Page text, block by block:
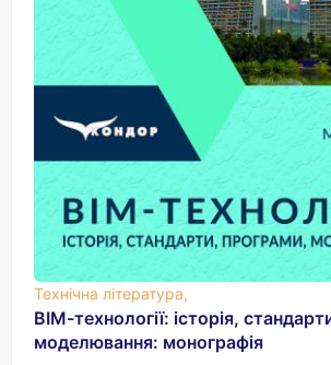
Технічна література,
ВІМ-технології: історія,
моделювання: монографія